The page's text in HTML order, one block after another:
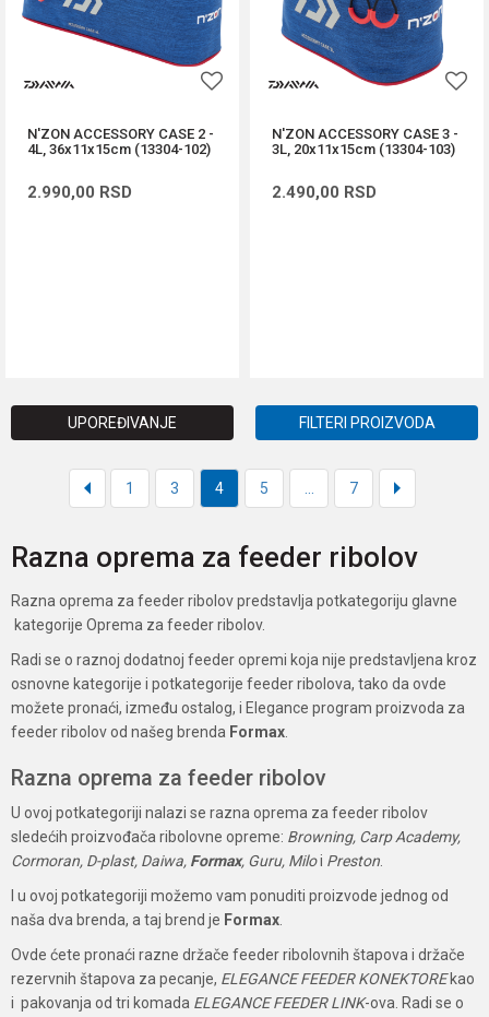
N'ZON ACCESSORY CASE 2 -
4L, 36x11x15cm (13304-102)
2.990,00 RSD
N'ZON ACCESSORY CASE 3 -
3L, 20x11x15cm (13304-103)
2.490,00 RSD
UPOREĐIVANJE FILTERI PROIZVODA
1 3 4 5 7
Razna oprema za feeder ribolov
Razna oprema za feeder ribolov predstavlja potkategoriju glavne
kategorije Oprema za feeder ribolov.
Radi se o raznoj dodatnoj feeder opremi koja nije predstavljena kroz
osnovne kategorije i potkategorije feeder ribolova, tako da ovde
možete pronaći, između ostalog, i Elegance program proizvoda za
feeder ribolov od našeg brenda Formax
Razna oprema za feeder ribolov
U ovoj potkategoriji nalazi se razna oprema za feeder ribolov
sledećih proizvođača ribolovne opreme: Browning, Carp Academy,
Cormoran, D-plast, Daiwa, Formax, Guru, Miloi Preston
I u ovoj potkategoriji možemo vam ponuditi proizvode jednog od
naša dva brenda, a taj brend je Formax
Ovde ćete pronaći razne držače feeder ribolovnih štapova i držače
rezervnih štapova za pecanje, ELEGANCE FEEDER KONEKTOREkao
i pakovanja od tri komada ELEGANCE FEEDER LINK-ova. Radi se o